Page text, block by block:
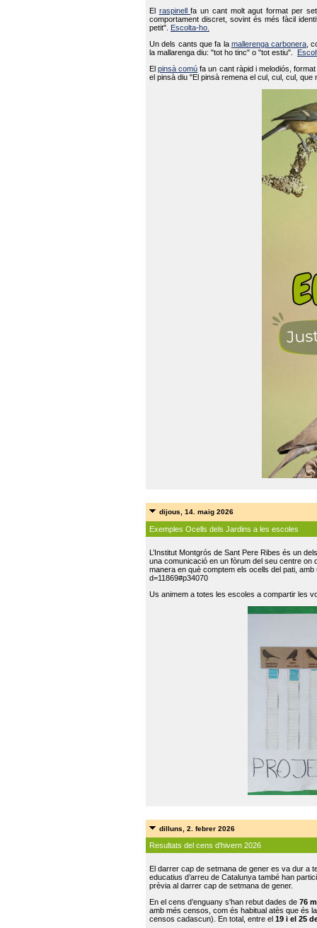
El raspinellfa un cant molt agut format per
comportament discret, sovint és més fàcil
petit".
Escolta-ho.
Un dels cants que fa la mallerenga carbonera ,
la mallarenga diu: "tot ho tinc" o "tot estiu".
Elpinsà comú fa un cant ràpid i melodiós,
el pinsà diu "El pinsà remena el cul, cul, cul,
dijous, 14. maig 2026
Exemples Ocells dels Jardins a les escoles
L’Institut Montgrós de Sant Pere Ribes és un
una comunicació en un fòrum del seu centre on
manera en què comptem els ocells del pati,
d=11869#p34070
Us animem a totes les escoles a compartir les
dilluns, 2. febrer 2026
Resultats del cens d'hivern 2026
El darrer cap de setmana de gener es va dur a
educatius d’arreu de Catalunya també han
prèvia al darrer cap de setmana de gener.
En el cens d’enguany s'han rebut dades de 76
amb més censos, com és habitual atès que és
censos cadascun). En total, entre el 19 i el 25